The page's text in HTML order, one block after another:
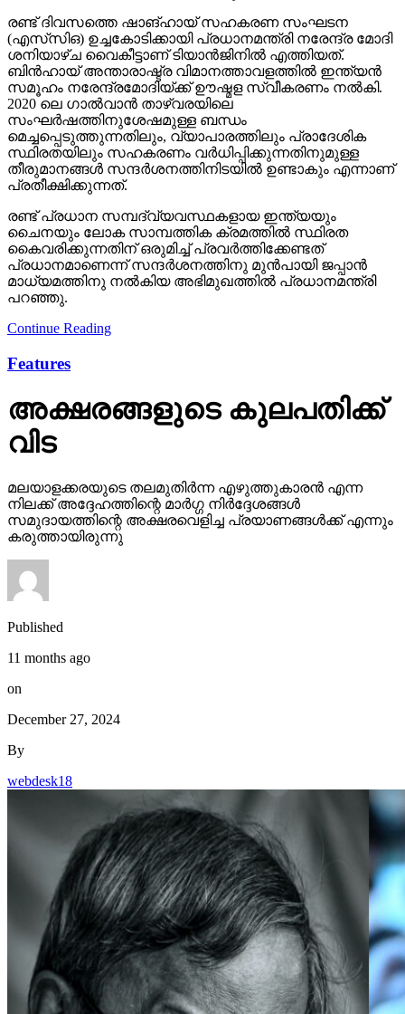
രണ്ട് ദിവസത്തെ ഷാങ്ഹായ് സഹകരണ സംഘടന
(എസ്‌സി‌ഒ) ഉച്ചകോടിക്കായി പ്രധാനമന്ത്രി നരേന്ദ്ര മോദി
ശനിയാഴ്ച വൈകീട്ടാണ് ടിയാൻജിനിൽ എത്തിയത്.
ബിൻഹായ് അന്താരാഷ്ട്ര വിമാനത്താവളത്തിൽ ഇന്ത്യൻ
സമൂഹം നരേന്ദ്രമോദിയ്ക്ക് ഊഷ്മള സ്വീകരണം നൽകി.
2020 ലെ ഗാൽവാൻ താഴ്‌വരയിലെ
സംഘർഷത്തിനുശേഷമുള്ള ബന്ധം
മെച്ചപ്പെടുത്തുന്നതിലും, വ്യാപാരത്തിലും പ്രാദേശിക
സ്ഥിരതയിലും സഹകരണം വർധിപ്പിക്കുന്നതിനുമുള്ള
തീരുമാനങ്ങൾ സന്ദർശനത്തിനിടയിൽ ഉണ്ടാകും എന്നാണ്
പ്രതീക്ഷിക്കുന്നത്.
രണ്ട് പ്രധാന സമ്പദ്‌വ്യവസ്ഥകളായ ഇന്ത്യയും
ചൈനയും ലോക സാമ്പത്തിക ക്രമത്തിൽ സ്ഥിരത
കൈവരിക്കുന്നതിന് ഒരുമിച്ച് പ്രവർത്തിക്കേണ്ടത്
പ്രധാനമാണെന്ന് സന്ദർശനത്തിനു മുൻപായി ജപ്പാൻ
മാധ്യമത്തിനു നൽകിയ അഭിമുഖത്തിൽ പ്രധാനമന്ത്രി
പറഞ്ഞു.
Continue Reading
Features
അക്ഷരങ്ങളുടെ കുലപതിക്ക്
വിട
മലയാളക്കരയുടെ തലമുതിര്‍ന്ന എഴുത്തുകാരന്‍ എന്ന
നിലക്ക് അദ്ദേഹത്തിന്റെ മാര്‍ഗ്ഗ നിര്‍ദ്ദേശങ്ങള്‍
സമുദായത്തിന്റെ അക്ഷരവെളിച്ച പ്രയാണങ്ങള്‍ക്ക് എന്നും
കരുത്തായിരുന്നു
Published
11 months ago
on
December 27, 2024
By
webdesk18